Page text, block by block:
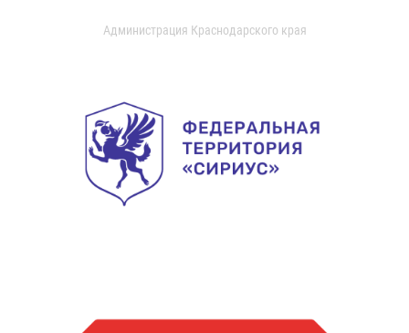
Администрация Краснодарского края